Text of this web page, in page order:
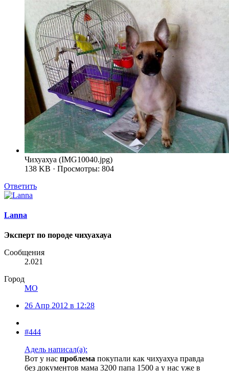
Чихуахуа (IMG10040.jpg)
138 KB · Просмотры: 804
Ответить
Lanna
Эксперт по породе чихуахауа
Сообщения
2.021
Город
МО
26 Апр 2012 в 12:28
#444
Адель написал(а):
Вот у нас проблема покупали как чихуахуа правда
без документов мама 3200 папа 1500 а у нас уже в